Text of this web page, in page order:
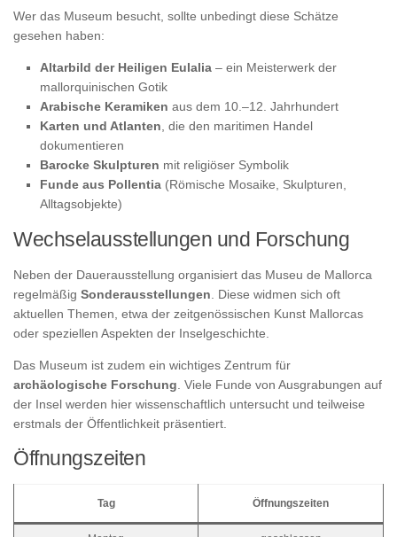
Wer das Museum besucht, sollte unbedingt diese Schätze
gesehen haben:
Altarbild der Heiligen Eulalia – ein Meisterwerk der
mallorquinischen Gotik
Arabische Keramiken aus dem 10.–12. Jahrhundert
Karten und Atlanten , die den maritimen Handel
dokumentieren
Barocke Skulpturen mit religiöser Symbolik
Funde aus Pollentia (Römische Mosaike, Skulpturen,
Alltagsobjekte)
Wechselausstellungen und Forschung
Neben der Dauerausstellung organisiert das Museu de Mallorca
regelmäßig Sonderausstellungen . Diese widmen sich oft
aktuellen Themen, etwa der zeitgenössischen Kunst Mallorcas
oder speziellen Aspekten der Inselgeschichte.
Das Museum ist zudem ein wichtiges Zentrum für
archäologische Forschung . Viele Funde von Ausgrabungen auf
der Insel werden hier wissenschaftlich untersucht und teilweise
erstmals der Öffentlichkeit präsentiert.
Öffnungszeiten
Tag Öffnungszeiten